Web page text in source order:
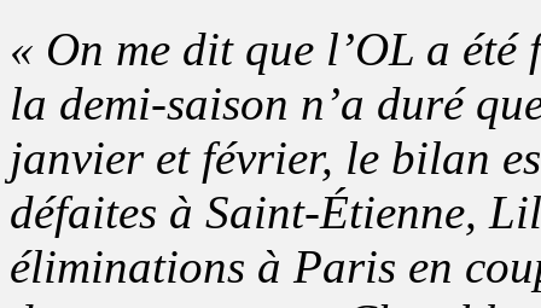
« On me dit que l’OL a
la demi-saison n’a duré
janvier et février, le bilan
défaites à Saint-Étienne,
éliminations à Paris en